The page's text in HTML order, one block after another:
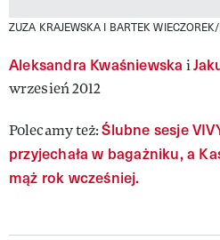
ZUZA KRAJEWSKA I BARTEK
Aleksandra Kwaśniewska i
wrzesień 2012
Polecamy też:Ślubne sesje
przyjechała w bagażniku, a
mąż rok wcześniej.